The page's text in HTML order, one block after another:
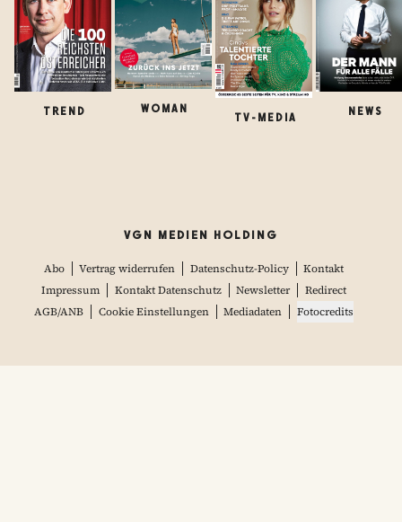
TREND WOMAN
TV-MEDIA
NEWS
VGN MEDIEN HOLDING
Abo Vertrag widerrufen Datenschutz-Policy
Kontakt
Impressum
Kontakt Datenschutz Newsletter
Redirect
AGB/ANB
Cookie Einstellungen Mediadaten Fotocredits